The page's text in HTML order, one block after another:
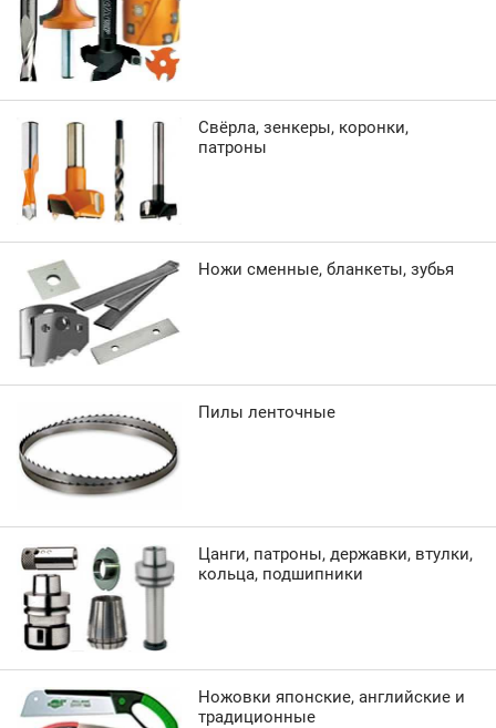
Свёрла, зенкеры, коронки,
патроны
Ножи сменные, бланкеты, зубья
Пилы ленточные
Цанги, патроны, державки, втулки,
кольца, подшипники
Ножовки японские, английские и
традиционные